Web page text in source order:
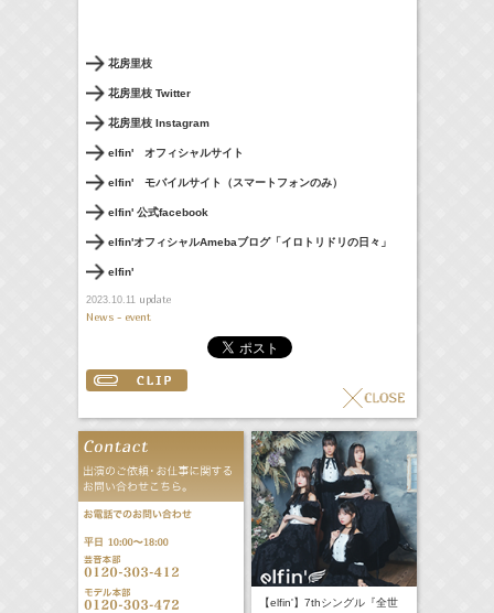
花房里枝
花房里枝 Twitter
花房里枝 Instagram
elfin' オフィシャルサイト
elfin' モバイルサイト（スマートフォンのみ）
elfin' 公式facebook
elfin'オフィシャルAmebaブログ「イロトリドリの日々」
elfin'
2023.10.11update
News - event
【elfin'】7thシングル『全世